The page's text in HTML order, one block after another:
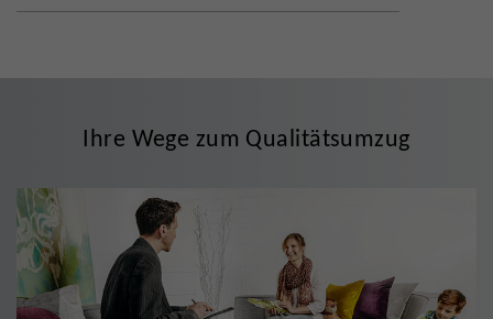
Ihre Wege zum Qualitätsumzug